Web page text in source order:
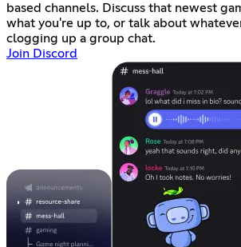
based channels. Discuss that newest
what you're up to, or talk about
clogging up a group chat.
Join Discord